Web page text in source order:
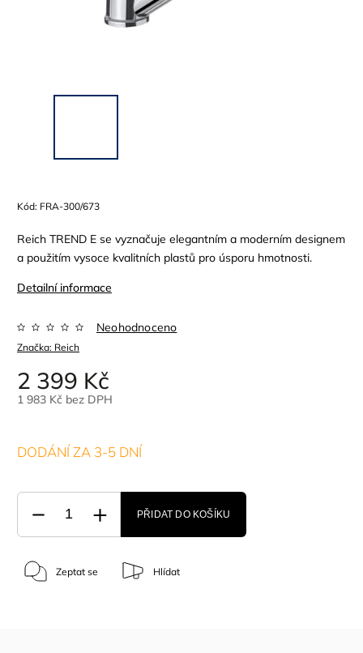
Kód: FRA-300/673
Reich TREND E se vyznačuje elegantním a moderním designem
a použitím vysoce kvalitních plastů pro úsporu hmotnosti.
Detailní informace
Značka: Reich
Neohodnoceno
2 399 Kč
1 983 Kč bez DPH
DODÁNÍ ZA 3-5 DNÍ
PŘIDAT DO KOŠÍKU
Zeptat se Hlídat